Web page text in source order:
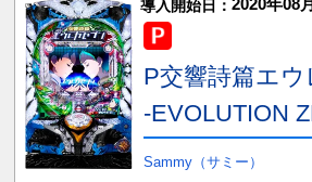
導入開始日： 2020年08
P交響詩篇エ
-EVOLUTION
Sammy（サミー）